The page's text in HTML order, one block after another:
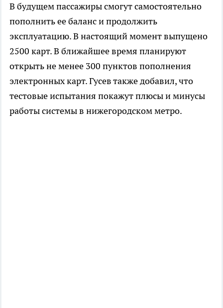
В будущем пассажиры смогут самостоятельно
пополнить ее баланс и продолжить
эксплуатацию. В настоящий момент выпущено
2500 карт. В ближайшее время планируют
открыть не менее 300 пунктов пополнения
электронных карт. Гусев также добавил, что
тестовые испытания покажут плюсы и минусы
работы системы в нижегородском метро.